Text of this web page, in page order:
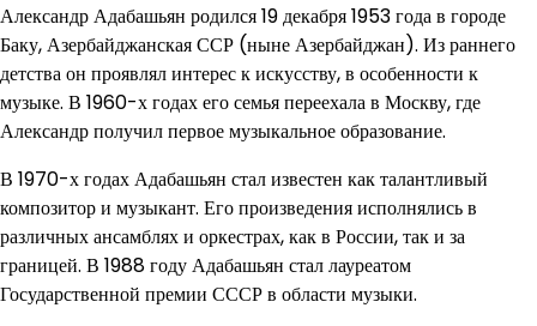
Александр Адабашьян родился 19 декабря 1953 года в городе
Баку, Азербайджанская ССР (ныне Азербайджан). Из раннего
детства он проявлял интерес к искусству, в особенности к
музыке. В 1960-х годах его семья переехала в Москву, где
Александр получил первое музыкальное образование.
В 1970-х годах Адабашьян стал известен как талантливый
композитор и музыкант. Его произведения исполнялись в
различных ансамблях и оркестрах, как в России, так и за
границей. В 1988 году Адабашьян стал лауреатом
Государственной премии СССР в области музыки.